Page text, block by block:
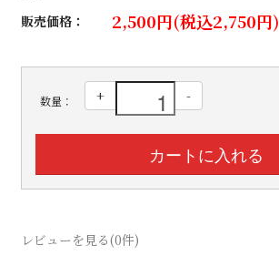
販売価格：
2,500円(税込2,750円)
数量： + -
レビューを見る(0件)